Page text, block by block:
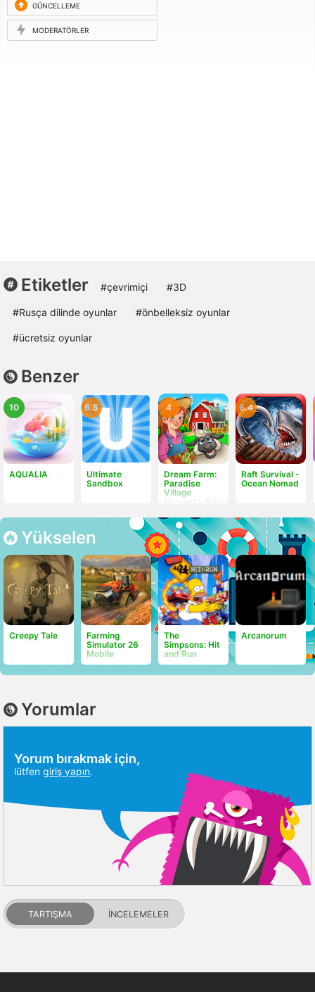
GÜNCELLEME
ISTEĞI
MODERATÖRLER
Etiketler #çevrimiçi #3D
#Rusça dilinde oyunlar #önbelleksiz oyunlar
#ücretsiz oyunlar
Benzer
AQUALIA
10
Ultimate
Sandbox
6.5
Dream Farm:
Paradise
Village
Harvest - Day
4
Raft Survival -
Ocean Nomad
6.4
Yükselen
Creepy Tale
Farming
Simulator 26
Mobile
The
Simpsons: Hit
and Run
Arcanorum
Yorumlar
Yorum bırakmak için,
lütfen giriş yapın.
TARTIŞMA İNCELEMELER